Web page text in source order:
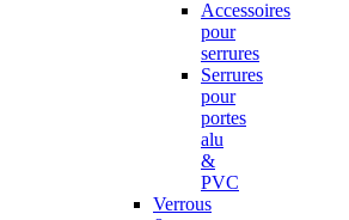
Accessoires
pour
serrures
Serrures
pour
portes
alu
&
PVC
Verrous